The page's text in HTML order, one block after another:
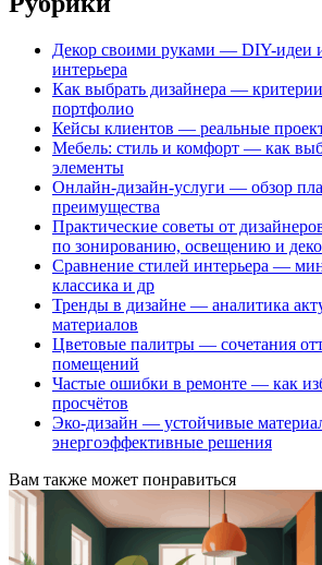
Декор своими руками — DIY-идеи
интерьера
Как выбрать дизайнера —
портфолио
Кейсы клиентов — реальные
Мебель: стиль и комфорт — как
элементы
Онлайн-дизайн-услуги — обзор
преимущества
Практические советы от
по зонированию, освещению и
Сравнение стилей интерьера —
классика и др
Тренды в дизайне — аналитика
материалов
Цветовые палитры — сочетания
помещений
Частые ошибки в ремонте — как
просчётов
Эко-дизайн — устойчивые
энергоэффективные решения
Вам также может понравиться